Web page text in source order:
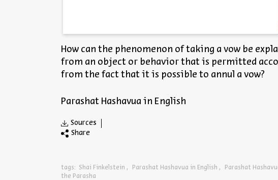
How can the phenomenon of taking a vow be
from an object or behavior that is permitted
from the fact that it is possible to annul a vow?
Parashat Hashavua in English
Sources
Share
tags: Shai Finkelstein Parashat Hashavua in English Parashat
the Parasha